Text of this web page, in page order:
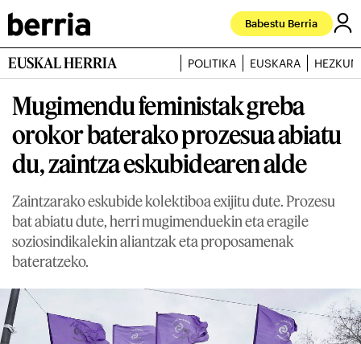
Babestu Berria
EUSKAL HERRIA POLITIKA EUSKARA
Mugimendu feministak greba
orokor baterako prozesua abiatu
du, zaintza eskubidearen alde
Zaintzarako eskubide kolektiboa exijitu dute. Prozesu
bat abiatu dute, herri mugimenduekin eta eragile
soziosindikalekin aliantzak eta proposamenak
bateratzeko.